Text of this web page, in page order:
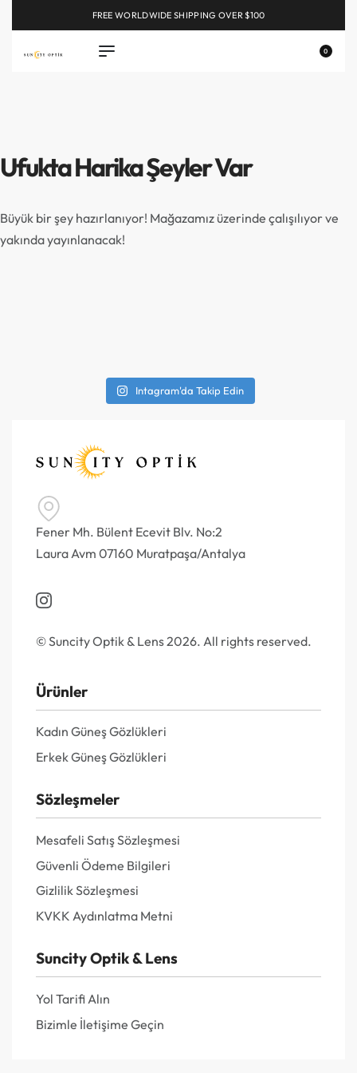
FREE WORLDWIDE SHIPPING OVER $100
0
Ufukta Harika Şeyler Var
Büyük bir şey hazırlanıyor! Mağazamız üzerinde çalışılıyor ve
yakında yayınlanacak!
Intagram'da Takip Edin
Fener Mh. Bülent Ecevit Blv. No:2
Laura Avm 07160 Muratpaşa/Antalya
© Suncity Optik & Lens 2026. All rights reserved.
Ürünler
Kadın Güneş Gözlükleri
Erkek Güneş Gözlükleri
Sözleşmeler
Mesafeli Satış Sözleşmesi
Güvenli Ödeme Bilgileri
Gizlilik Sözleşmesi
KVKK Aydınlatma Metni
Suncity Optik & Lens
Yol Tarifi Alın
Bizimle İletişime Geçin